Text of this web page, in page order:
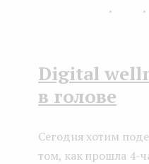
Digital
в голове
Сегодня хотим
том, как прошла 4-